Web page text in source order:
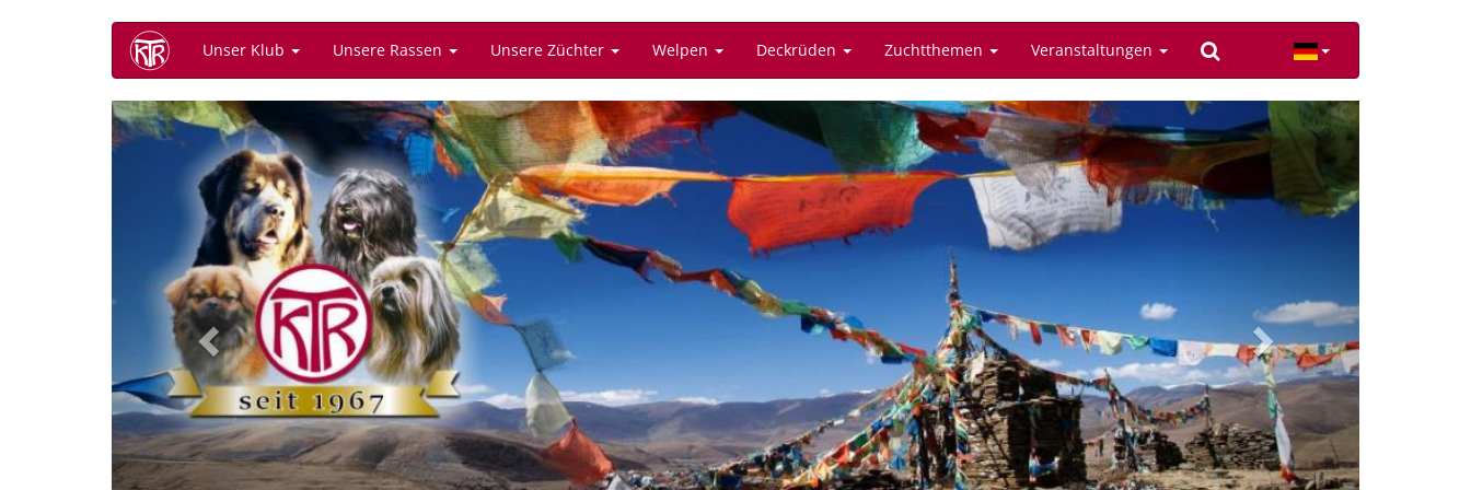
Unser Klub Unsere Rassen Unsere Züchter Welpen Deckrüden Zuchtthemen Veranstaltungen
Previous Next